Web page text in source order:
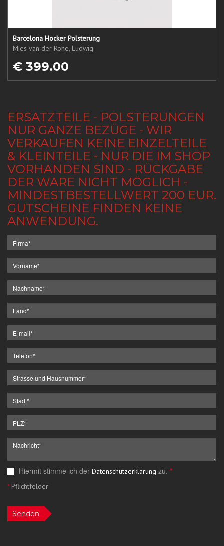
Barcelona Hocker Polsterung
Mies van der Rohe, Ludwig
€ 399.00
ERSATZTEILE - POLSTERUNGEN
NUR GANZE BEZÜGE - WIR
VERKAUFEN KEINE EINZELTEILE
& KLEINTEILE - NUR DIE IM SHOP
VORHANDEN SIND - RÜCKGABE
DER WARE NICHT MÖGLICH -
MINDESTBESTELLWERT 200 EUR.
GUTSCHEINE FINDEN KEINE
ANWENDUNG.
Hiermit stimme ich der Datenschutzerklärung zu. *
*Pflichtfelder
Senden